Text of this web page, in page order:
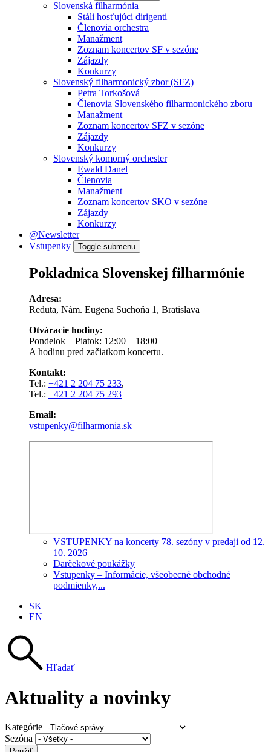
Slovenská filharmónia
Stáli hosťujúci dirigenti
Členovia orchestra
Manažment
Zoznam koncertov SF v sezóne
Zájazdy
Konkurzy
Slovenský filharmonický zbor (SFZ)
Petra Torkošová
Členovia Slovenského filharmonického zboru
Manažment
Zoznam koncertov SFZ v sezóne
Zájazdy
Konkurzy
Slovenský komorný orchester
Ewald Danel
Členovia
Manažment
Zoznam koncertov SKO v sezóne
Zájazdy
Konkurzy
@Newsletter
Vstupenky
Toggle submenu
Pokladnica Slovenskej filharmónie
Adresa:
Reduta, Nám. Eugena Suchoňa 1, Bratislava
Otváracie hodiny:
Pondelok – Piatok: 12:00 – 18:00
A hodinu pred začiatkom koncertu.
Kontakt:
Tel.: +421 2 204 75 233,
Tel.: +421 2 204 75 293
Email:
vstupenky@filharmonia.sk
VSTUPENKY na koncerty 78. sezóny v predaji od 12.
10. 2026
Darčekové poukážky
Vstupenky – Informácie, všeobecné obchodné
podmienky,...
SK
EN
Hľadať
Aktuality a novinky
Kategórie
Sezóna